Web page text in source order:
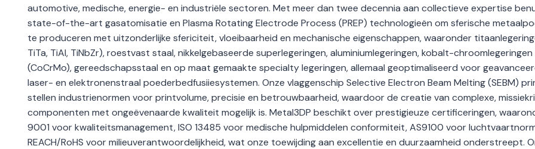
automotive, medische, energie- en industriële sectoren. Met meer dan twee decennia aan collectieve expertise
state-of-the-art gasatomisatie en Plasma Rotating Electrode Process (PREP) technologieën om sferische
te produceren met uitzonderlijke sfericiteit, vloeibaarheid en mechanische eigenschappen, waaronder
TiTa, TiAl, TiNbZr), roestvast staal, nikkelgebaseerde superlegeringen, aluminiumlegeringen, kobalt-chroomlegeringen
(CoCrMo), gereedschapsstaal en op maat gemaakte specialty legeringen, allemaal geoptimaliseerd voor
laser- en elektronenstraal poederbedfusiiesystemen. Onze vlaggenschip Selective Electron Beam Melting (SEBM)
stellen industrienormen voor printvolume, precisie en betrouwbaarheid, waardoor de creatie van complexe,
componenten met ongeëvenaarde kwaliteit mogelijk is. Metal3DP beschikt over prestigieuze certificeringen,
9001 voor kwaliteitsmanagement, ISO 13485 voor medische hulpmiddelen conformiteit, AS9100 voor
REACH/RoHS voor milieuverantwoordelijkheid, wat onze toewijding aan excellentie en duurzaamheid onderstreept.